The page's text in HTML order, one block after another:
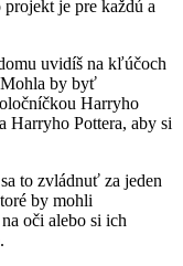
je pre každú a
uvidíš na kľúčoch
by byť
Harryho
Harryho Pottera, aby si
to zvládnuť za jeden
by mohli
oči alebo si ich